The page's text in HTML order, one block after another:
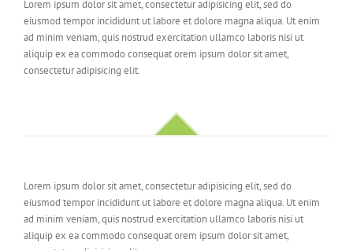
Lorem ipsum dolor sit amet, consectetur adipisicing elit, sed do
eiusmod tempor incididunt ut labore et dolore magna aliqua. Ut enim
ad minim veniam, quis nostrud exercitation ullamco laboris nisi ut
aliquip ex ea commodo consequat orem ipsum dolor sit amet,
consectetur adipisicing elit.
Lorem ipsum dolor sit amet, consectetur adipisicing elit, sed do
eiusmod tempor incididunt ut labore et dolore magna aliqua. Ut enim
ad minim veniam, quis nostrud exercitation ullamco laboris nisi ut
aliquip ex ea commodo consequat orem ipsum dolor sit amet,